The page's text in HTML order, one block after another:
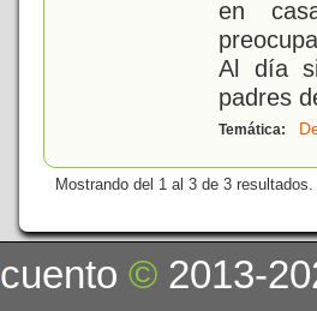
en
Al día
padres
Temática:
Mostrando del 1 al 3 de 3 resultados.
cuento© 2013-